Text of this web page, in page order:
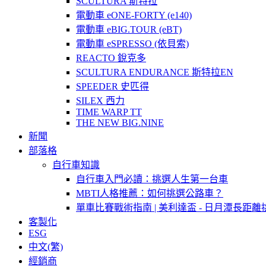
電動車 eONE-FORTY (e140)
電動車 eBIG.TOUR (eBT)
電動車 eSPRESSO (依貝索)
REACTO 銳克多
SCULTURA ENDURANCE 斯特拉EN
SPEEDER 史匹得
SILEX 西力
TIME WARP TT
THE NEW BIG.NINE
新聞
部落格
自行車知識
自行車入門必讀：挑選人生第一台車
MBTI人格推薦：如何挑選公路車？
單車比賽戰術指南 | 美利達盃 - 日月潭長距離
客製化
ESG
中文(繁)
經銷商